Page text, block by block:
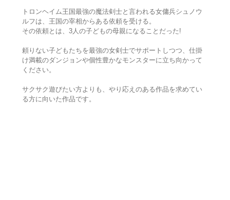
トロンヘイム王国最強の魔法剣士と言われる女傭兵シュノウ
ルフは、王国の宰相からある依頼を受ける。
その依頼とは、3人の子どもの母親になることだった!
頼りない子どもたちを最強の女剣士でサポートしつつ、仕掛
け満載のダンジョンや個性豊かなモンスターに立ち向かって
ください。
サクサク遊びたい方よりも、やり応えのある作品を求めてい
る方に向いた作品です。